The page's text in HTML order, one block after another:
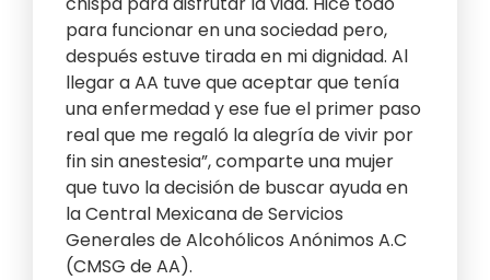
para funcionar en una sociedad pero,
después estuve tirada en mi dignidad. Al
llegar a AA tuve que aceptar que tenía
una enfermedad y ese fue el primer paso
real que me regaló la alegría de vivir por
fin sin anestesia”, comparte una mujer
que tuvo la decisión de buscar ayuda en
la Central Mexicana de Servicios
Generales de Alcohólicos Anónimos A.C
(CMSG de AA).